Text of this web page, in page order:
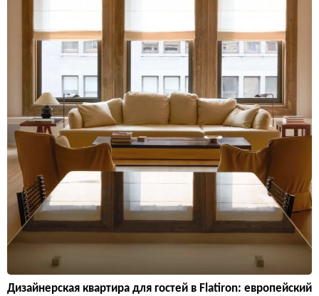
Дизайнерская квартира для гостей в Flatiron: европейский